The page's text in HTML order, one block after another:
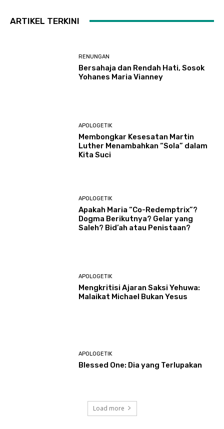
ARTIKEL TERKINI
RENUNGAN
Bersahaja dan Rendah Hati, Sosok
Yohanes Maria Vianney
APOLOGETIK
Membongkar Kesesatan Martin
Luther Menambahkan “Sola” dalam
Kita Suci
APOLOGETIK
Apakah Maria “Co-Redemptrix”?
Dogma Berikutnya? Gelar yang
Saleh? Bid’ah atau Penistaan?
APOLOGETIK
Mengkritisi Ajaran Saksi Yehuwa:
Malaikat Michael Bukan Yesus
APOLOGETIK
Blessed One: Dia yang Terlupakan
Load more